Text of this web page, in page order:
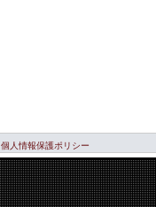
個人情報保護ポリシー